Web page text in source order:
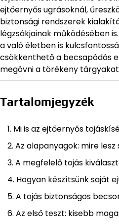
ejtőernyős ugrásoknál,
biztonsági rendszerek
légzsákjainak működésében
a való életben is
csökkenthető a becsapódás
megóvni a törékeny
Tartalomjegyzék
Mi is az ejtőernyős
Az alapanyagok: mire
A megfelelő tojás
Hogyan készítsünk saját
A tojás biztonságos
Az első teszt: kisebb